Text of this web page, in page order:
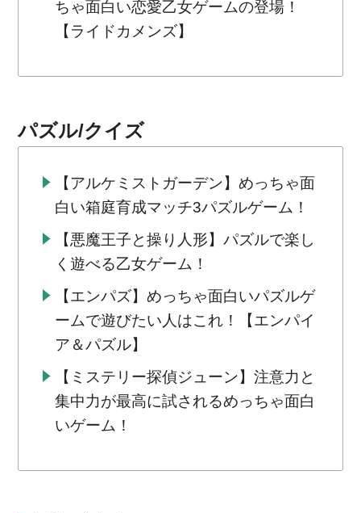
ちゃ面白い恋愛乙女ゲームの登場！
【ライドカメンズ】
パズル/クイズ
【アルケミストガーデン】めっちゃ面
白い箱庭育成マッチ3パズルゲーム！
【悪魔王子と操り人形】パズルで楽し
く遊べる乙女ゲーム！
【エンパズ】めっちゃ面白いパズルゲ
ームで遊びたい人はこれ！【エンパイ
ア＆パズル】
【ミステリー探偵ジューン】注意力と
集中力が最高に試されるめっちゃ面白
いゲーム！